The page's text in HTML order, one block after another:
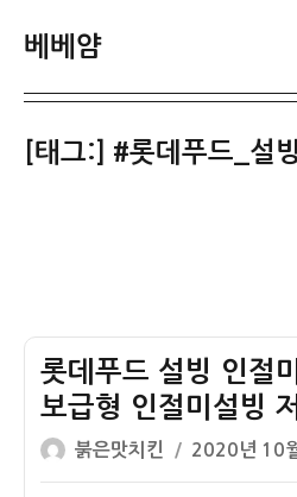
베베얌
[태그:] #롯데푸드_설
롯데푸드 설빙 인절
보급형 인절미설빙
글
쓴
붉은맛치킨
작
성
2020년 10